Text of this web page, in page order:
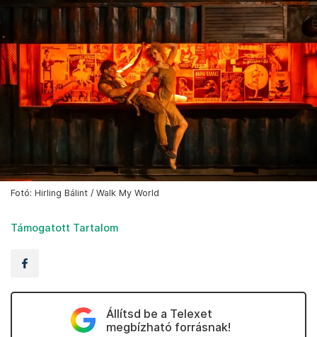
Fotó: Hirling Bálint / Walk My World
Támogatott Tartalom
Állítsd be a Telexet
megbízható forrásnak!